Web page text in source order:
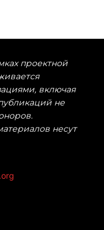
проектной
включая
не
несут